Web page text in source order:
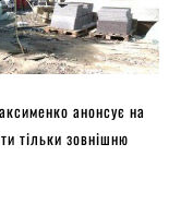
анонсує на
тільки зовнішню